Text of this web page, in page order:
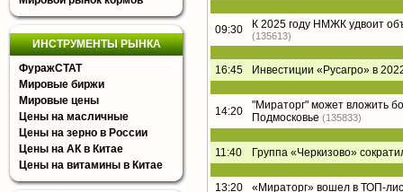
ИНСТРУМЕНТЫ РЫНКА
ФуражСТАТ
Мировые биржи
Мировые цены
Цены на масличные
Цены на зерно в России
Цены на АК в Китае
Цены на витамины в Китае
09:30 К 2025 году НМЖК удвоит
(135613)
16:45 Инвестиции «Русагро» в
14:20
"Мираторг" может вложить
Подмосковье (135833)
11:40 Группа «Черкизово»
13:20 «Мираторг» вошел в ТОП-